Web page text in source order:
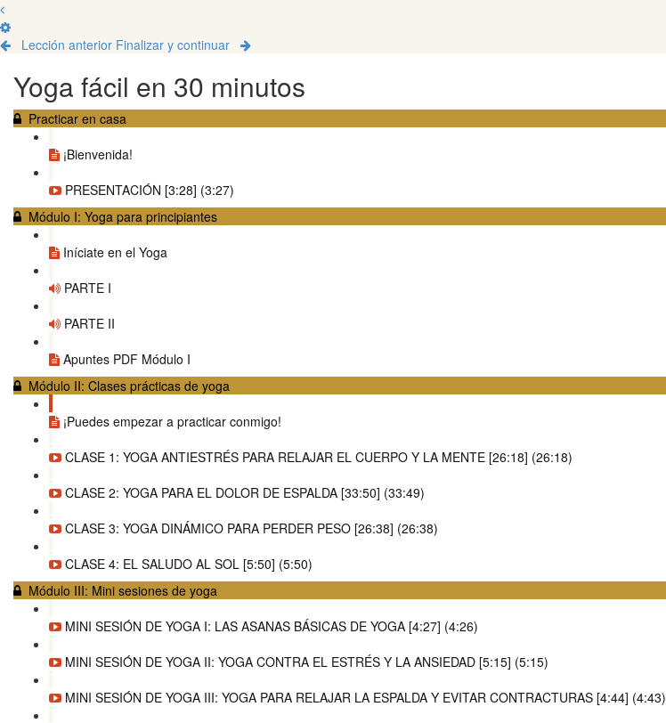
Lección anterior Finalizar y continuar
Yoga fácil en 30 minutos
Practicar en casa
¡Bienvenida!
PRESENTACIÓN [3:28] (3:27)
Módulo I: Yoga para principiantes
Iníciate en el Yoga
PARTE I
PARTE II
Apuntes PDF Módulo I
Módulo II: Clases prácticas de yoga
¡Puedes empezar a practicar conmigo!
CLASE 1: YOGA ANTIESTRÉS PARA RELAJAR EL CUERPO Y LA MENTE [26:18] (26:18)
CLASE 2: YOGA PARA EL DOLOR DE ESPALDA [33:50] (33:49)
CLASE 3: YOGA DINÁMICO PARA PERDER PESO [26:38] (26:38)
CLASE 4: EL SALUDO AL SOL [5:50] (5:50)
Módulo III: Mini sesiones de yoga
MINI SESIÓN DE YOGA I: LAS ASANAS BÁSICAS DE YOGA [4:27] (4:26)
MINI SESIÓN DE YOGA II: YOGA CONTRA EL ESTRÉS Y LA ANSIEDAD [5:15] (5:15)
MINI SESIÓN DE YOGA III: YOGA PARA RELAJAR LA ESPALDA Y EVITAR CONTRACTURAS [4:44] (4:43)